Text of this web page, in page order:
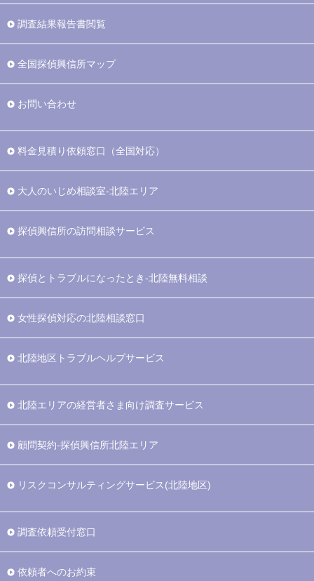
調査結果報告書閲覧
全国探偵興信所マップ
お問い合わせ
料金見積り依頼窓口（全国対応）
大人のいじめ相談室-北陸エリア
探偵興信所の訪問相談サービス
探偵とトラブルになったとき-北陸無料相談
女性探偵対応の北陸相談窓口
北陸地区トラブルヘルプサービス
北陸エリアの経営者さま向け調査サービス
顧問契約-探偵興信所北陸エリア
リスクコンサルティングサービス(北陸地区)
調査依頼受付窓口
依頼者へのお約束